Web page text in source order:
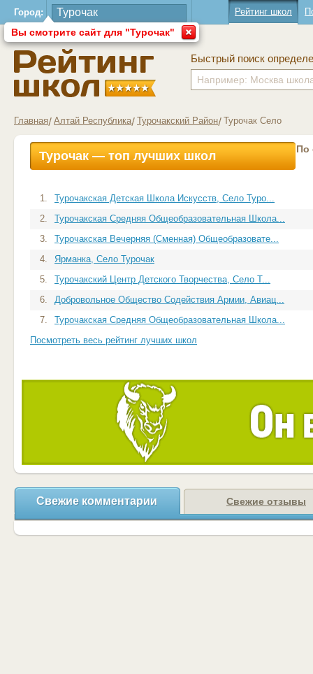
Город:
Вы смотрите сайт для "Турочак"
Рейтинг школ
Быстрый поиск
Главная Алтай Республика Турочакский Район Турочак Село
Турочак — топ лучших школ По
1.
Турочакская Детская Школа Искусств, Село Туро...
2.
Турочакская Средняя Общеобразовательная Школа...
3.
Турочакская Вечерняя (Сменная) Общеобразовате...
4.
Ярманка, Село Турочак
5.
Турочакский Центр Детского Творчества, Село Т...
6.
Добровольное Общество Содействия Армии, Авиац...
7.
Турочакская Средняя Общеобразовательная Школа...
Посмотреть весь рейтинг лучших школ
Свежие комментарии Свежие отзывы